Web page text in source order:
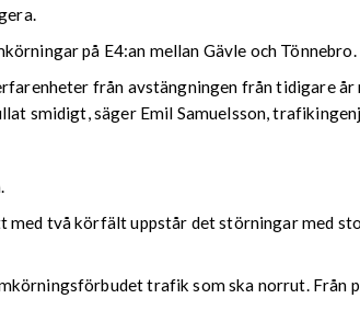
på E4:an mellan Gävle och Tönnebro.
från avstängningen från tidigare
smidigt, säger Emil Samuelsson,
med två körfält uppstår det störningar med
trafik som ska norrut. Från